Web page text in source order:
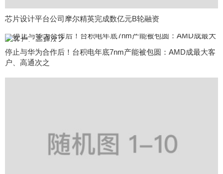
芯片设计平台公司摩尔精英完成数亿元B轮融资
停止与华为合作后！台积电年底7nm产能被包圆：AMD成最大客
户、高通次之